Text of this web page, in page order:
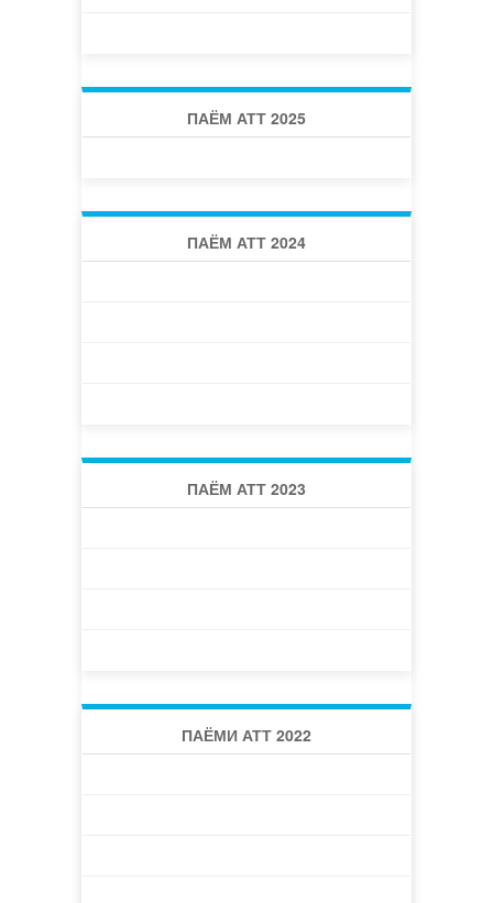
ПАЁМ АТТ 2025
ПАЁМ АТТ 2024
ПАЁМ АТТ 2023
ПАЁМИ АТТ 2022